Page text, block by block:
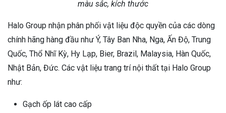
màu sắc, kích thước
Halo Group nhận phân phối vật liệu độc quyền của các dòng
chính hãng hàng đầu như Ý, Tây Ban Nha, Nga, Ấn Độ, Trung
Quốc, Thổ Nhĩ Kỳ, Hy Lạp, Bier, Brazil, Malaysia, Hàn Quốc,
Nhật Bản, Đức. Các vật liệu trang trí nội thất tại Halo Group
như:
Gạch ốp lát cao cấp